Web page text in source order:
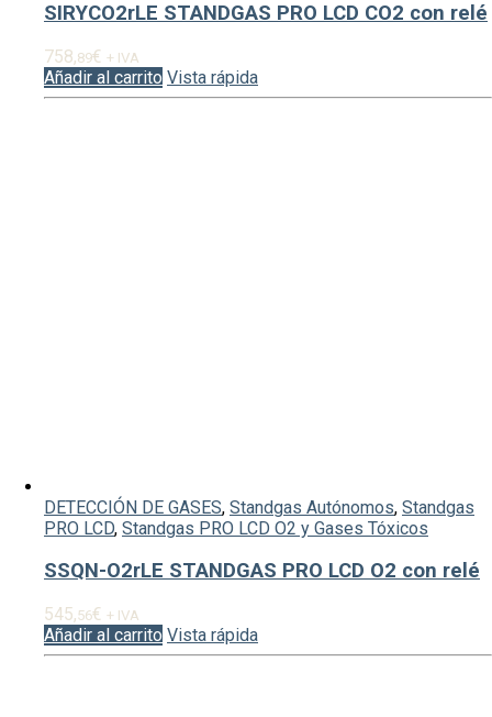
SIRYCO2rLE STANDGAS PRO LCD CO2 con relé
758,89€ + IVA
Añadir al carrito Vista rápida
DETECCIÓN DE GASES, Standgas Autónomos, Standgas
PRO LCD, Standgas PRO LCD O2 y Gases Tóxicos
SSQN-O2rLE STANDGAS PRO LCD O2 con relé
545,56€ + IVA
Añadir al carrito Vista rápida